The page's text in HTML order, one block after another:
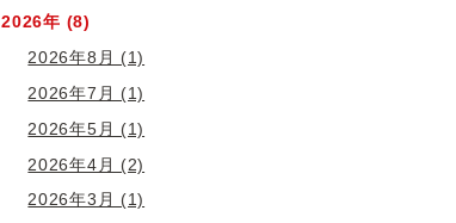
2026年 (8)
2026年8月 (1)
2026年7月 (1)
2026年5月 (1)
2026年4月 (2)
2026年3月 (1)